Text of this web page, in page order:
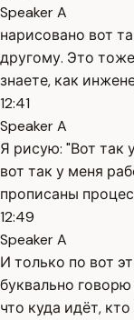
Speaker A
нарисовано вот
другому. Это
знаете, как
12:41
Speaker A
Я рисую: "Вот так
вот так у меня
прописаны
12:49
Speaker A
И только по вот
буквально
что куда идёт,